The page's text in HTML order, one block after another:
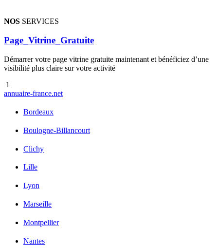
NOS SERVICES
Page_Vitrine_Gratuite
Démarrer votre page vitrine gratuite maintenant et bénéficiez d’une
visibilité plus claire sur votre activité
1
annuaire-france.net
Bordeaux
Boulogne-Billancourt
Clichy
Lille
Lyon
Marseille
Montpellier
Nantes